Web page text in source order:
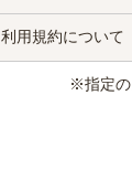
利用規約について
※指定の